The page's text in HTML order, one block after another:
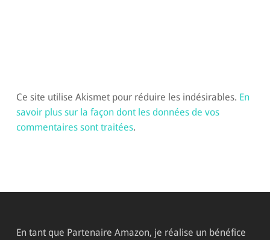
Ce site utilise Akismet pour réduire les indésirables. En
savoir plus sur la façon dont les données de vos
commentaires sont traitées.
En tant que Partenaire Amazon, je réalise un bénéfice